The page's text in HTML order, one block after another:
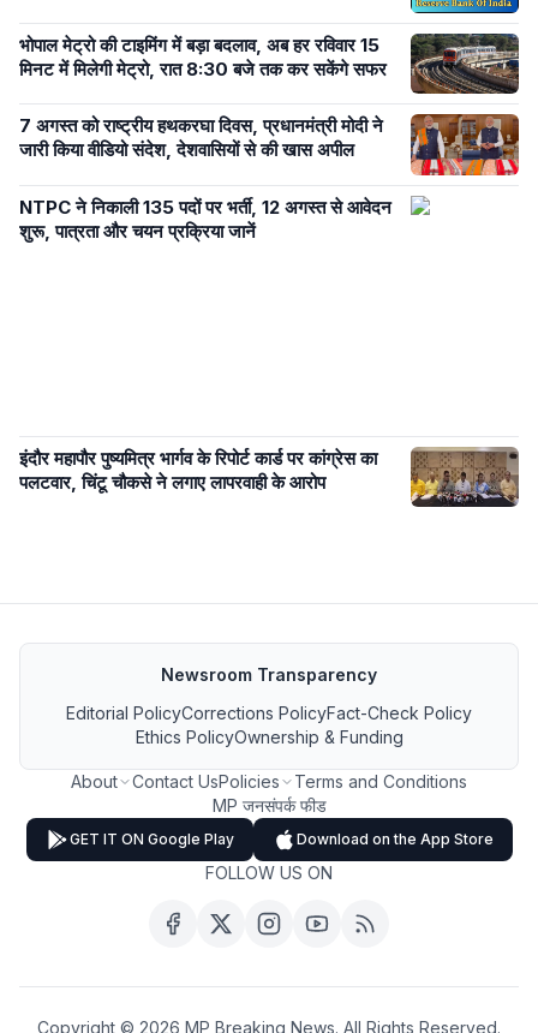
भोपाल मेट्रो की टाइमिंग में बड़ा बदलाव, अब हर रविवार 15
मिनट में मिलेगी मेट्रो, रात 8:30 बजे तक कर सकेंगे सफर
7 अगस्त को राष्ट्रीय हथकरघा दिवस, प्रधानमंत्री मोदी ने
जारी किया वीडियो संदेश, देशवासियों से की खास अपील
NTPC ने निकाली 135 पदों पर भर्ती, 12 अगस्त से आवेदन
शुरू, पात्रता और चयन प्रक्रिया जानें
इंदौर महापौर पुष्यमित्र भार्गव के रिपोर्ट कार्ड पर कांग्रेस का
पलटवार, चिंटू चौकसे ने लगाए लापरवाही के आरोप
Newsroom Transparency
Editorial PolicyCorrections PolicyFact-Check Policy
Ethics PolicyOwnership & Funding
About Contact UsPolicies
Terms and Conditions
MP जनसंपर्क फीड
GET IT ON Google Play Download on the App Store
FOLLOW US ON
Copyright © 2026 MP Breaking News. All Rights Reserved.